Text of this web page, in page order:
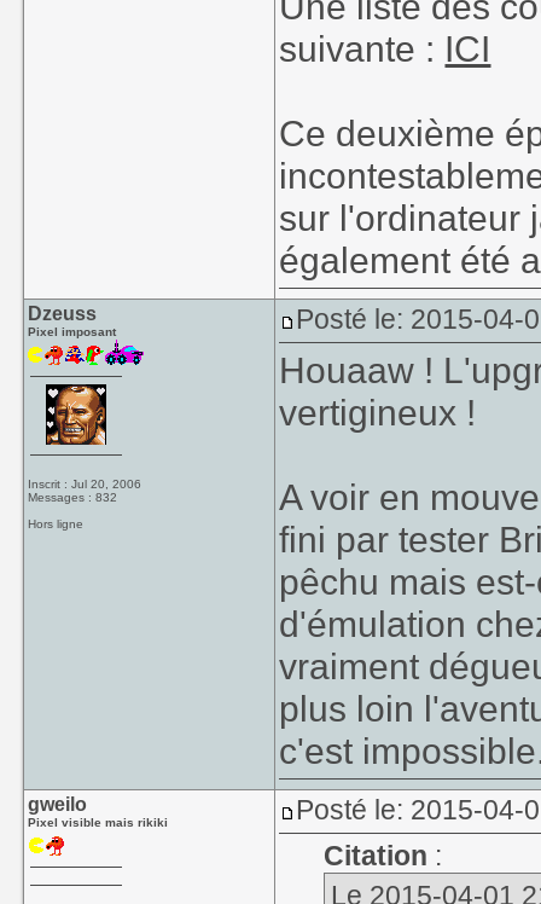
suivante : ICI
Ce deuxième
sur l'ordinateur
également été
Dzeuss
Pixel imposant
Inscrit : Jul 20, 2006
Messages : 832
Hors ligne
Posté le: 2015-04-
Houaaw !
vertigineux !
A voir en
fini par tester
pêchu mais
d'émulation
vraiment
plus loin
c'est
gweilo
Pixel visible mais rikiki
Posté le: 2015-04-
Citation :
Le 2015-04-01